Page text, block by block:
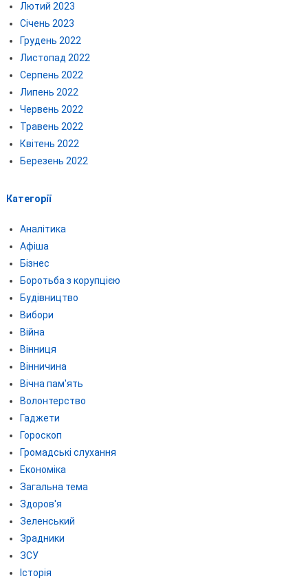
Лютий 2023
Січень 2023
Грудень 2022
Листопад 2022
Серпень 2022
Липень 2022
Червень 2022
Травень 2022
Квітень 2022
Березень 2022
Категорії
Аналітика
Афіша
Бізнес
Боротьба з корупцією
Будівництво
Вибори
Війна
Вінниця
Вінничина
Вічна пам'ять
Волонтерство
Гаджети
Гороскоп
Громадські слухання
Економіка
Загальна тема
Здоров'я
Зеленський
Зрадники
ЗСУ
Історія